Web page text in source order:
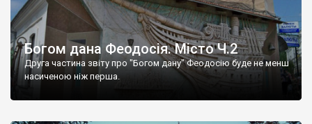
Богом дана Феодосія. Місто Ч.2
Друга частина звіту про "Богом дану" Феодосію буде не менш
насиченою ніж перша.